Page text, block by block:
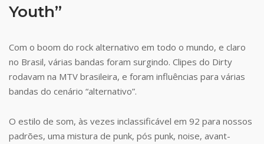
Youth”
Com o boom do rock alternativo em todo o mundo, e claro
no Brasil, várias bandas foram surgindo. Clipes do Dirty
rodavam na MTV brasileira, e foram influências para várias
bandas do cenário “alternativo”.
O estilo de som, às vezes inclassificável em 92 para nossos
padrões, uma mistura de punk, pós punk, noise, avant-